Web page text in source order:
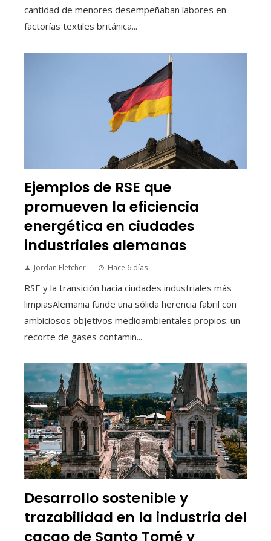
cantidad de menores desempeñaban labores en
factorías textiles británica...
Ejemplos de RSE que
promueven la eficiencia
energética en ciudades
industriales alemanas
Jordan Fletcher Hace 6 días
RSE y la transición hacia ciudades industriales más
limpiasAlemania funde una sólida herencia fabril con
ambiciosos objetivos medioambientales propios: un
recorte de gases contamin...
Desarrollo sostenible y
trazabilidad en la industria del
cacao de Santo Tomé y